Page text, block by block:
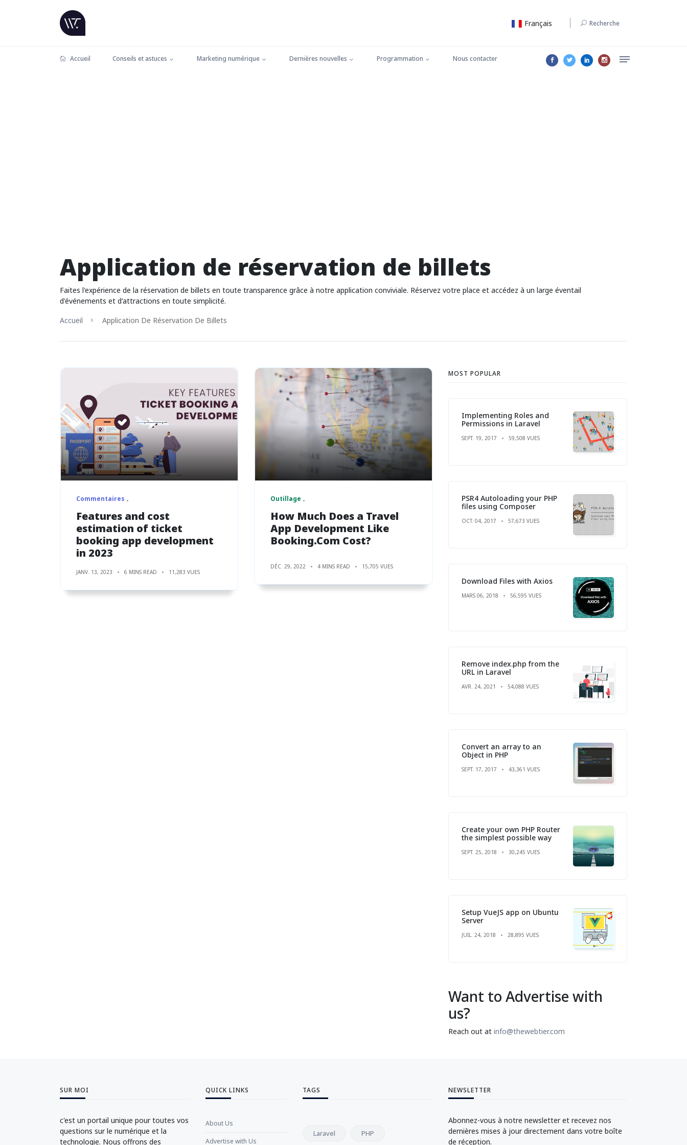
Français Recherche
Accueil Conseils et astuces Marketing numérique Dernières nouvelles Programmation Nous contacter
Application de réservation de billets
Faites l'expérience de la réservation de billets en toute transparence grâce à notre application conviviale. Réservez votre place et accédez à un large éventail
d'événements et d'attractions en toute simplicité.
Accueil
Application De Réservation De Billets
Commentaires
Features and cost
estimation of ticket
booking app development
in 2023
JANV. 13, 2023 6 MINS READ 11,283 VUES
Outillage
How Much Does a Travel
App Development Like
Booking.Com Cost?
DÉC. 29, 2022 4 MINS READ 15,705 VUES
MOST POPULAR
Implementing Roles and
Permissions in Laravel
SEPT. 19, 2017 59,508 VUES
PSR4 Autoloading your PHP
files using Composer
OCT. 04, 2017 57,673 VUES
Download Files with Axios
MARS 06, 2018 56,595 VUES
Remove index.php from the
URL in Laravel
AVR. 24, 2021 54,088 VUES
Convert an array to an
Object in PHP
SEPT. 17, 2017 43,361 VUES
Create your own PHP Router
the simplest possible way
SEPT. 25, 2018 30,245 VUES
Setup VueJS app on Ubuntu
Server
JUIL. 24, 2018 28,895 VUES
Want to Advertise with
us?
Reach out at info@thewebtier.com
SUR MOI
c'est un portail unique pour toutes vos
questions sur le numérique et la
technologie. Nous offrons des
QUICK LINKS
About Us
Advertise with Us
TAGS
Laravel PHP
NEWSLETTER
Abonnez-vous à notre newsletter et recevez nos
dernières mises à jour directement dans votre boîte
de réception.